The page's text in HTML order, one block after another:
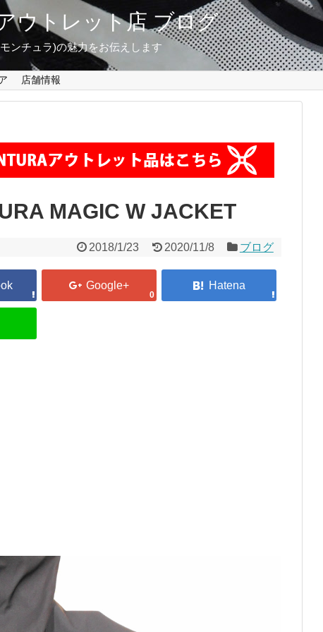
ウトレット店 ブログ
ンチュラ)の魅力をお伝えします
店舗情報
MAGIC W JACKET
2018/1/23 2020/11/8 ブログ
0